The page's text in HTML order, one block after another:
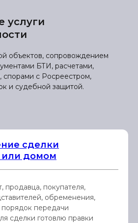
услуги
объектов, сопровождением
БТИ, расчетами,
спорами с Росреестром,
и судебной защитой.
сделки
или домом
продавца, покупателя,
обременения,
порядок передачи
сделки готовлю правки